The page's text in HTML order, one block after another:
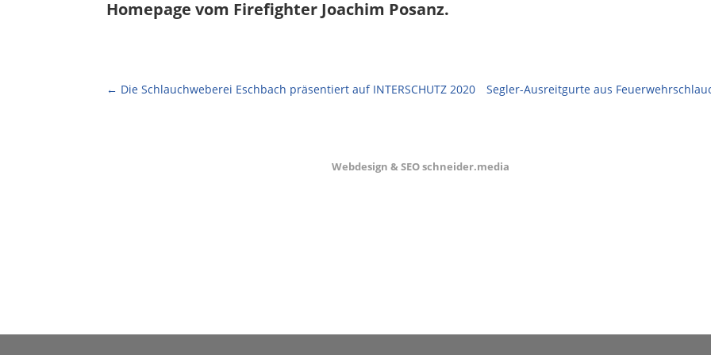
Homepage vom Firefighter Joachim Posanz.
← Die Schlauchweberei Eschbach präsentiert auf INTERSCHUTZ 2020 Segler-Ausreitgurte aus
Webdesign & SEO schneider.media